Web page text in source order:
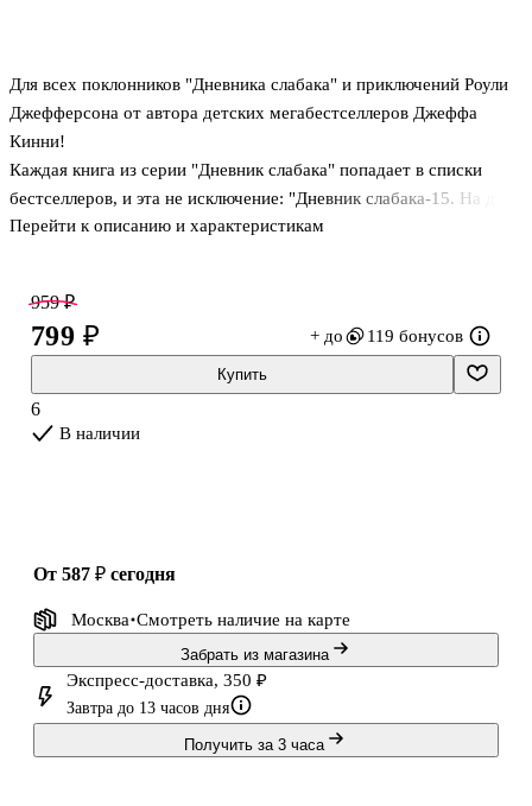
Для всех поклонников "Дневника слабака" и приключений Роули
Джефферсона от автора детских мегабестселлеров Джеффа
Кинни!
Каждая книга из серии "Дневник слабака" попадает в списки
бестселлеров, и эта не исключение: "Дневник слабака-15. На дне"
сразу же заняла первые строчки в USA Today, Wall Street Journal
В новой истории Грега Хэффли ждет поистине незабываемое
приключение, ведь он с семьей отправляется на отдых. И всё
было бы замечательно, если бы не одно НО: вместо путешествия
на кристально чистое море или пленяще красивые горы они
отправляются... в поездку на дикую природу в трейлере дяди
Перейти к описанию и характеристикам
959 ₽
799 ₽ + до 119 бонусов
Купить
6
В наличии
от 587 ₽ сегодня
Москва Смотреть наличие на карте
Забрать из магазина
Экспресс-доставка, 350 ₽
Завтра до 13 часов дня
Получить за 3 часа